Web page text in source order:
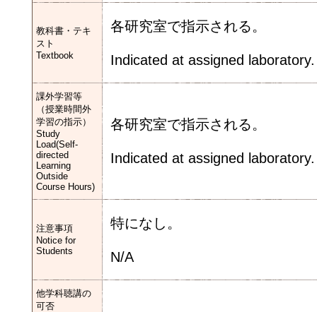
教科書・テキ
スト
Textbook
各研究室で指示される。
Indicated at assigned laboratory.
課外学習等
（授業時間外
学習の指示）
Study
Load(Self-
directed
Learning
Outside
Course Hours)
各研究室で指示される。
Indicated at assigned laboratory.
注意事項
Notice for
Students
特になし。
N/A
他学科聴講の
可否